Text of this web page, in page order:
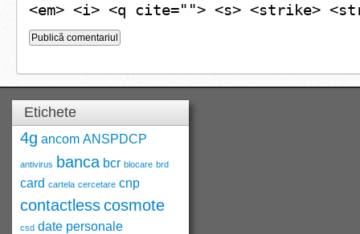
<em> <i> <q cite=""> <s> <strike>
Etichete
4g ancom ANSPDCP
antivirus banca bcr blocare brd
card cartela cercetare cnp
contactlesscosmote
csd date personale